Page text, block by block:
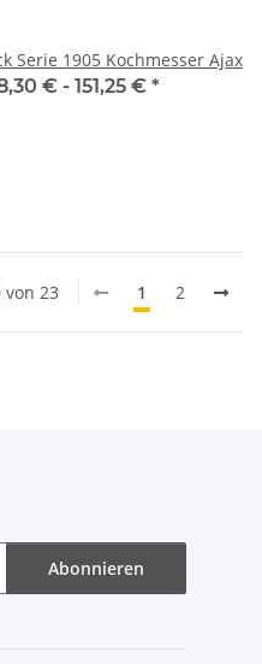
Serie 1905 Kochmesser Ajax
€ - 151,25 € *
23 1 2
Abonnieren